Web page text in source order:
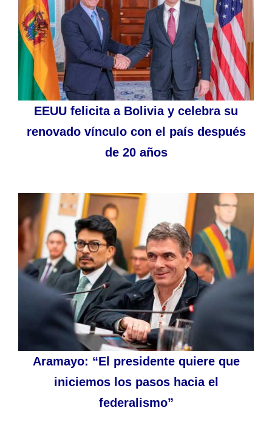
EEUU felicita a Bolivia y celebra su
renovado vínculo con el país después
de 20 años
Aramayo: “El presidente quiere que
iniciemos los pasos hacia el
federalismo”